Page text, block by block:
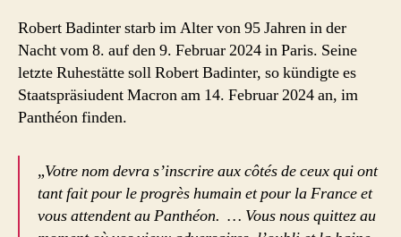
Robert Badinter starb im Alter von 95 Jahren in der
Nacht vom 8. auf den 9. Februar 2024 in Paris. Seine
letzte Ruhestätte soll Robert Badinter, so kündigte es
Staatspräsiudent Macron am 14. Februar 2024 an, im
Panthéon finden.
„Votre nom devra s’inscrire aux côtés de ceux qui ont
tant fait pour le progrès humain et pour la France et
vous attendent au Panthéon. … Vous nous quittez au